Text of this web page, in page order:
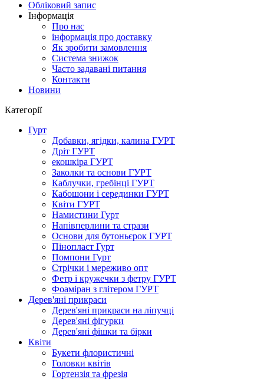
Обліковий запис
Інформація
Про нас
інформація про доставку
Як зробити замовлення
Система знижок
Часто задавані питання
Контакти
Новини
Категорії
Гурт
Добавки, ягідки, калина ГУРТ
Дріт ГУРТ
екошкіра ГУРТ
Заколки та основи ГУРТ
Каблучки, гребінці ГУРТ
Кабошони і серединки ГУРТ
Квіти ГУРТ
Намистини Гурт
Напівперлини та стрази
Основи для бутоньєрок ГУРТ
Пінопласт Гурт
Помпони Гурт
Стрічки і мереживо опт
Фетр і кружечки з фетру ГУРТ
Фоаміран з глітером ГУРТ
Дерев'яні прикраси
Дерев'яні прикраси на ліпучці
Дерев'яні фігурки
Дерев'яні фішки та бірки
Квіти
Букети флористичні
Головки квітів
Гортензія та фрезія